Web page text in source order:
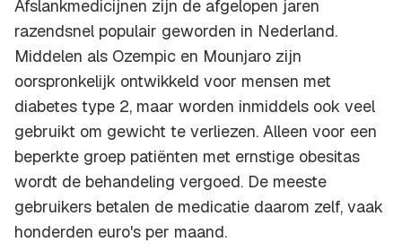
Afslankmedicijnen zijn de afgelopen jaren
razendsnel populair geworden in Nederland.
Middelen als Ozempic en Mounjaro zijn
oorspronkelijk ontwikkeld voor mensen met
diabetes type 2, maar worden inmiddels ook veel
gebruikt om gewicht te verliezen. Alleen voor een
beperkte groep patiënten met ernstige obesitas
wordt de behandeling vergoed. De meeste
gebruikers betalen de medicatie daarom zelf, vaak
honderden euro's per maand.